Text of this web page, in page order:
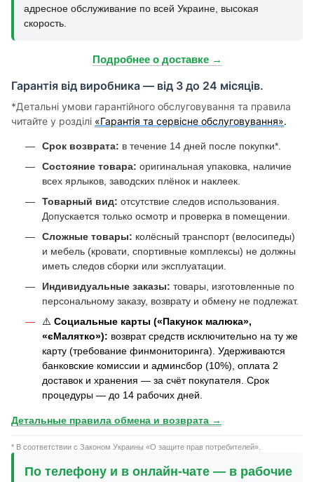
адресное обслуживание по всей Украине, высокая
скорость.
Подробнее о доставке →
Гарантія від виробника — від 3 до 24 місяців.
*Детальні умови гарантійного обслуговування та правила
читайте у розділі «Гарантія та сервісне обслуговування».
Срок возврата: в течение 14 дней после покупки*.
Состояние товара: оригинальная упаковка, наличие
всех ярлыков, заводских плёнок и наклеек.
Товарный вид: отсутствие следов использования.
Допускается только осмотр и проверка в помещении.
Сложные товары: колёсный транспорт (велосипеды)
и мебель (кровати, спортивные комплексы) не должны
иметь следов сборки или эксплуатации.
Индивидуальные заказы: товары, изготовленные по
персональному заказу, возврату и обмену не подлежат.
⚠️ Социальные карты («Пакунок малюка»,
«єМалятко»): возврат средств исключительно на ту же
карту (требование финмониторинга). Удерживаются
банковские комиссии и админсбор (10%), оплата 2
доставок и хранения — за счёт покупателя. Срок
процедуры — до 14 рабочих дней.
Детальные правила обмена и возврата →
* В соответствии с Законом Украины «О защите прав потребителей».
По телефону и в онлайн-чате — в рабочие